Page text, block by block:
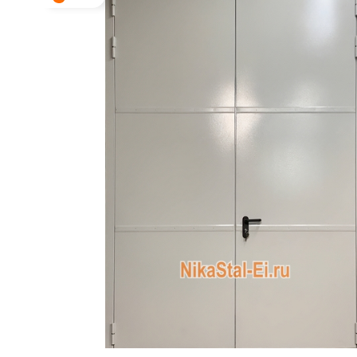
ДВЕРИ СПЕЦНАЗНАЧЕНИЯ
МЕТАЛЛИЧЕСКИЕ ЛЮКИ
МЕТАЛЛИЧЕСКИЕ ВОРОТА
ИЗДЕЛИЯ
Двери
Двери с